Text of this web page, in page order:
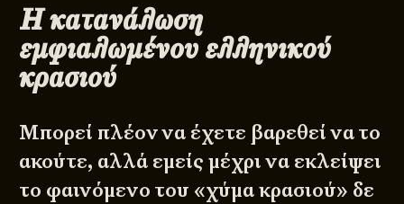
Η κατανάλωση
εμφιαλωμένου ελληνικού
κρασιού
Μπορεί πλέον να έχετε βαρεθεί να το
ακούτε, αλλά εμείς μέχρι να εκλείψει
το φαινόμενο του «χύμα κρασιού» δε